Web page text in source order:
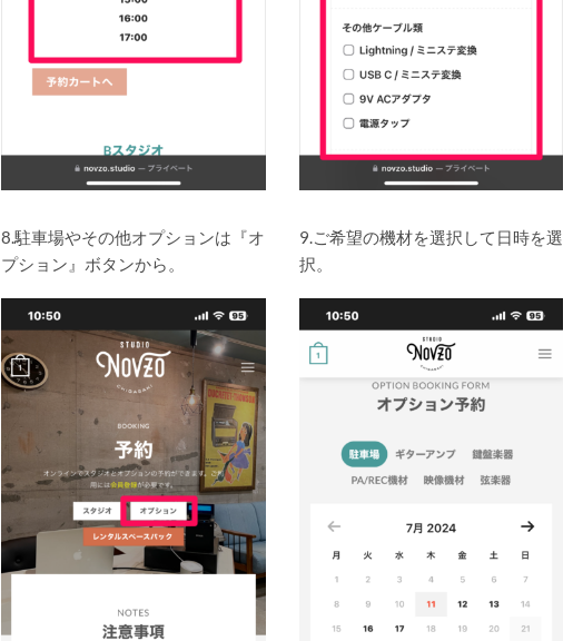
8.駐車場やその他オプションは『オ
プション』ボタンから。
9.ご希望の機材を選択して日時を選
択。